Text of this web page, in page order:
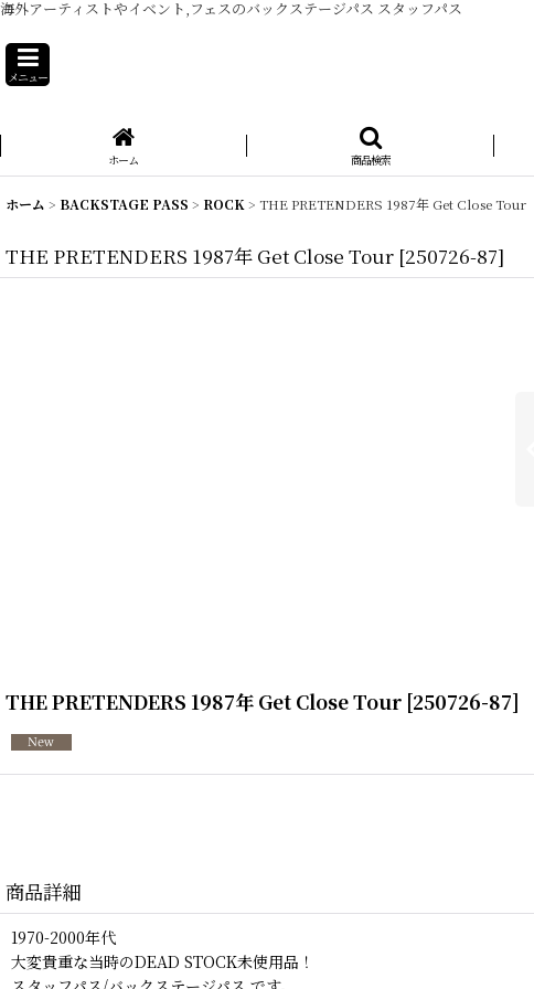
海外アーティストやイベント,フェスのバックステージパス スタッフパス
メニュー
ホーム 商品検索
ホーム > BACKSTAGE PASS > ROCK > THE PRETENDERS 1987年 Get Close Tour
THE PRETENDERS 1987年 Get Close Tour [250726-87]
THE PRETENDERS 1987年 Get Close Tour [250726-87]
商品詳細
1970-2000年代
大変貴重な当時のDEAD STOCK未使用品！